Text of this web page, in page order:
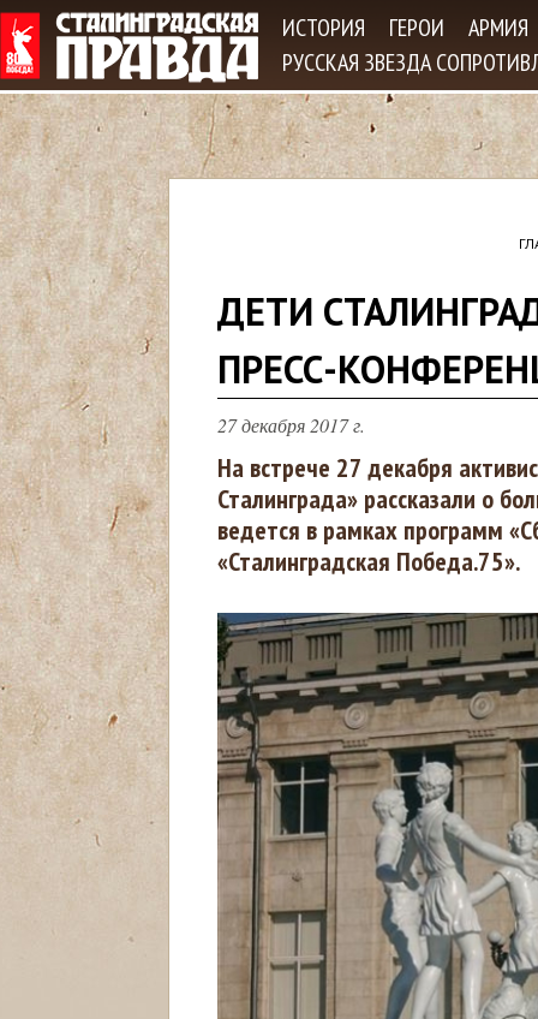
ИСТОРИЯ ГЕРОИ
АРМИЯ
РУССКАЯ ЗВЕЗДА
ы
з
д
е
с
ь
ДЕТИ
ПРЕСС-
27 декабря 2017 г.
На встрече 27 декабря
Сталинграда» рассказали о
ведется в рамках программ
«Сталинградская Победа.75».